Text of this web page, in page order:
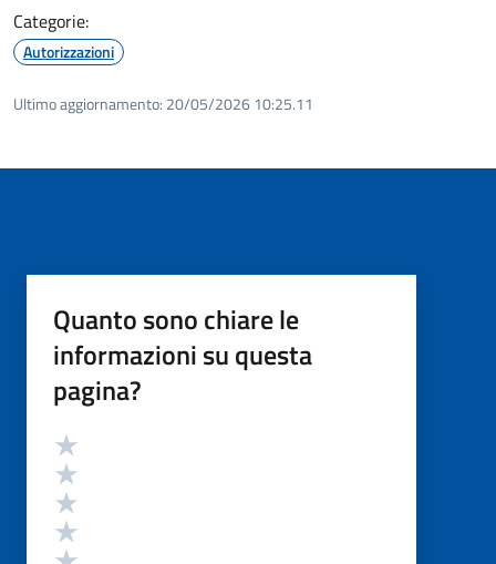
Categorie:
Autorizzazioni
Ultimo aggiornamento: 20/05/2026 10:25.11
Quanto sono chiare le
informazioni su questa
pagina?
Valutazione